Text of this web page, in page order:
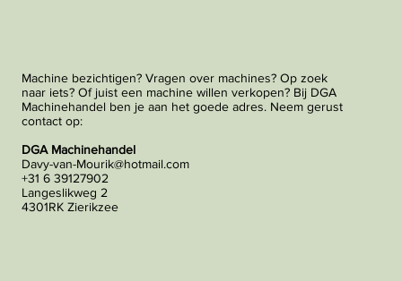
Machine bezichtigen? Vragen over machines? Op zoek
naar iets? Of juist een machine willen verkopen? Bij DGA
Machinehandel ben je aan het goede adres. Neem gerust
contact op:
DGA Machinehandel
Davy-van-Mourik@hotmail.com
+31 6 39127902
Langeslikweg 2
4301RK Zierikzee